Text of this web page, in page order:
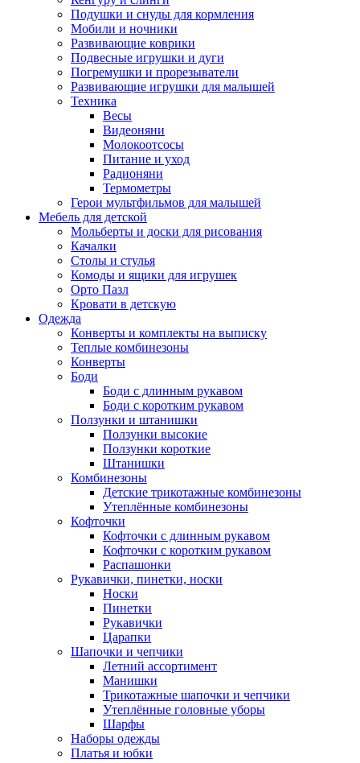
Подушки и снуды для кормления
Мобили и ночники
Развивающие коврики
Подвесные игрушки и дуги
Погремушки и прорезыватели
Развивающие игрушки для малышей
Техника
Весы
Видеоняни
Молокоотсосы
Питание и уход
Радионяни
Термометры
Герои мультфильмов для малышей
Мебель для детской
Мольберты и доски для рисования
Качалки
Столы и стулья
Комоды и ящики для игрушек
Орто Пазл
Кровати в детскую
Одежда
Конверты и комплекты на выписку
Теплые комбинезоны
Конверты
Боди
Боди с длинным рукавом
Боди с коротким рукавом
Ползунки и штанишки
Ползунки высокие
Ползунки короткие
Штанишки
Комбинезоны
Детские трикотажные комбинезоны
Утеплённые комбинезоны
Кофточки
Кофточки с длинным рукавом
Кофточки с коротким рукавом
Распашонки
Рукавички, пинетки, носки
Носки
Пинетки
Рукавички
Царапки
Шапочки и чепчики
Летний ассортимент
Манишки
Трикотажные шапочки и чепчики
Утеплённые головные уборы
Шарфы
Наборы одежды
Платья и юбки